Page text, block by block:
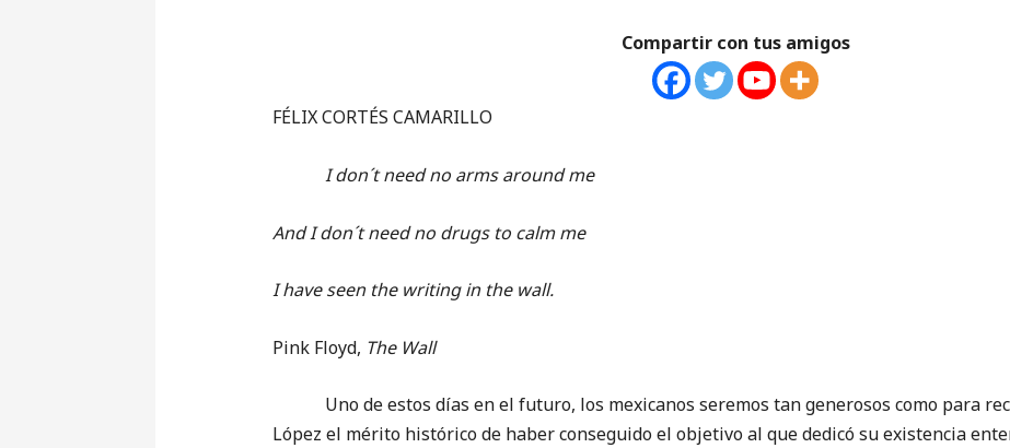
Compartir con tus amigos
FÉLIX CORTÉS CAMARILLO
I don´t need no arms around me
And I don´t need no drugs to calm me
I have seen the writing in the wall.
Pink Floyd, The Wall
Uno de estos días en el futuro, los mexicanos seremos tan generosos como para
López el mérito histórico de haber conseguido el objetivo al que dedicó su existencia